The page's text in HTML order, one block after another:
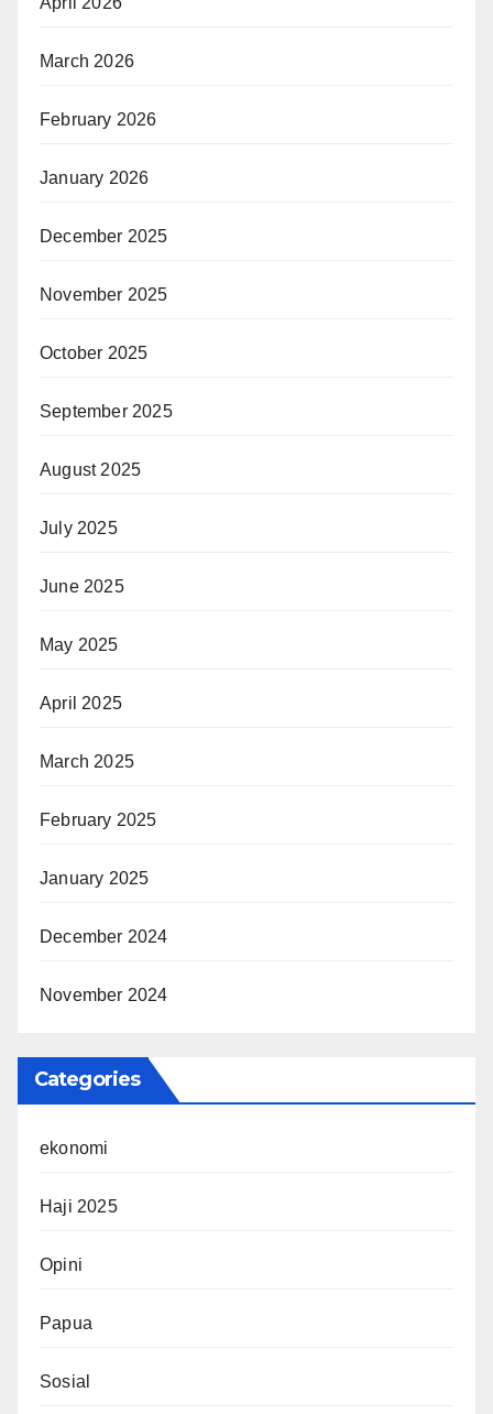
March 2026
February 2026
January 2026
December 2025
November 2025
October 2025
September 2025
August 2025
July 2025
June 2025
May 2025
April 2025
March 2025
February 2025
January 2025
December 2024
November 2024
Categories
ekonomi
Haji 2025
Opini
Papua
Sosial